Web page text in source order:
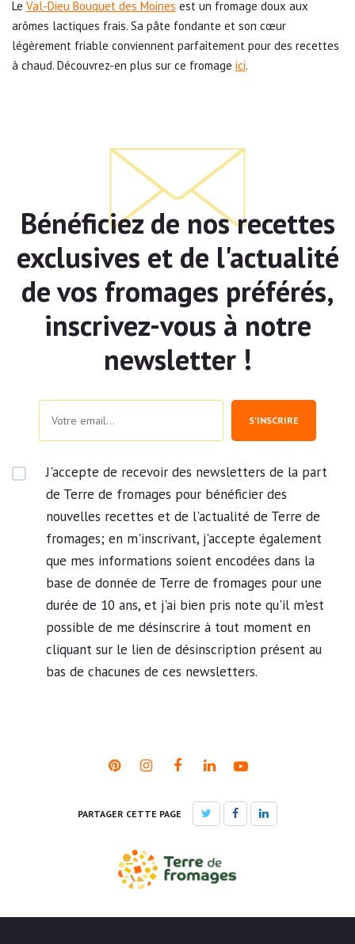
Le Val-Dieu Bouquet des Moines est un fromage doux aux
arômes lactiques frais. Sa pâte fondante et son cœur
légèrement friable conviennent parfaitement pour des recettes
à chaud. Découvrez-en plus sur ce fromage ici.
Bénéficiez de nos recettes
exclusives et de l'actualité
de vos fromages préférés,
inscrivez-vous à notre
newsletter !
S'INSCRIRE
J'accepte de recevoir des newsletters de la part
de Terre de fromages pour bénéficier des
nouvelles recettes et de l'actualité de Terre de
fromages; en m'inscrivant, j'accepte également
que mes informations soient encodées dans la
base de donnée de Terre de fromages pour une
durée de 10 ans, et j'ai bien pris note qu'il m'est
possible de me désinscrire à tout moment en
cliquant sur le lien de désinscription présent au
bas de chacunes de ces newsletters.
PARTAGER CETTE PAGE